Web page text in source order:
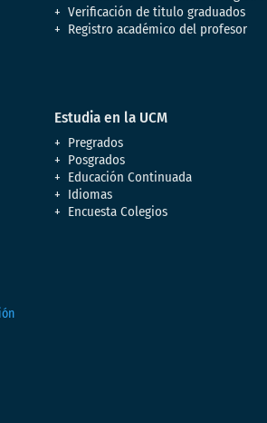
Verificación de titulo graduados
Registro académico del profesor
Estudia en la UCM
Pregrados
Posgrados
Educación Continuada
Idiomas
Encuesta Colegios